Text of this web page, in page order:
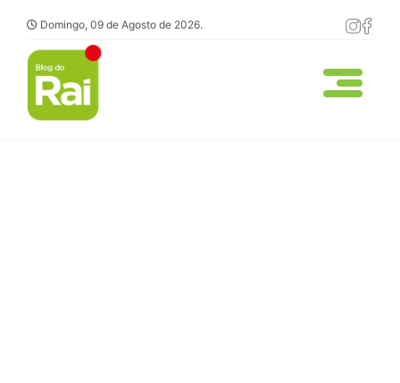
Domingo, 09 de Agosto de 2026.